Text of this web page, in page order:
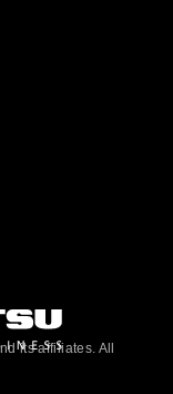
its affiliates. All